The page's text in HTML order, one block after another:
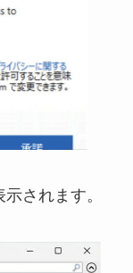
されます。